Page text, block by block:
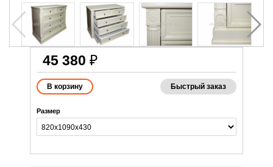
45 380 ₽
Быстрый заказ
Размер